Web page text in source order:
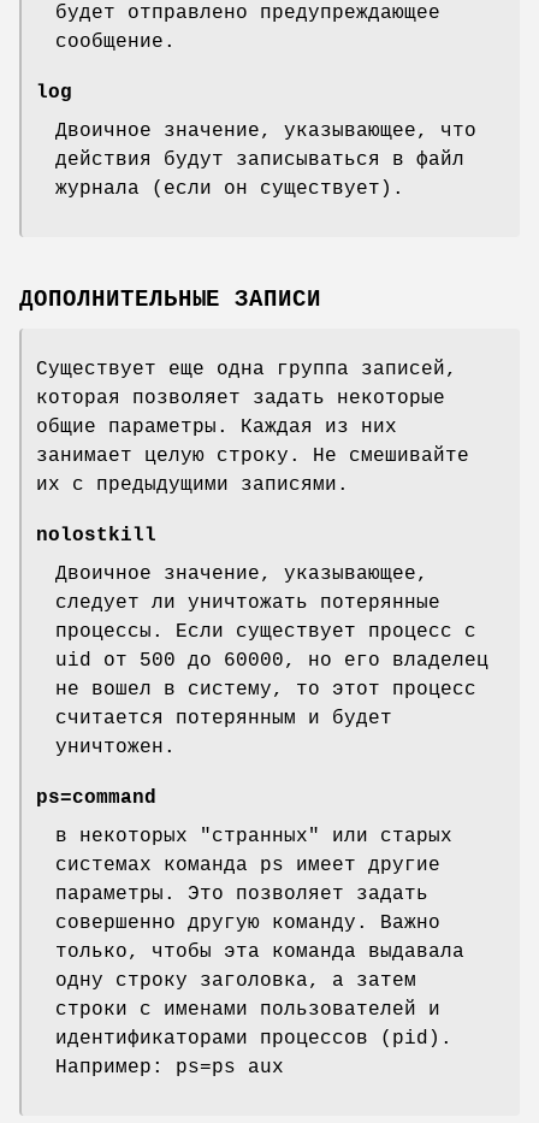
будет отправлено предупреждающее
сообщение.
log
Двоичное значение, указывающее, что
действия будут записываться в файл
журнала (если он существует).
ДОПОЛНИТЕЛЬНЫЕ ЗАПИСИ
Существует еще одна группа записей,
которая позволяет задать некоторые
общие параметры. Каждая из них
занимает целую строку. Не смешивайте
их с предыдущими записями.
nolostkill
Двоичное значение, указывающее,
следует ли уничтожать потерянные
процессы. Если существует процесс с
uid от 500 до 60000, но его владелец
не вошел в систему, то этот процесс
считается потерянным и будет
уничтожен.
ps=command
в некоторых "странных" или старых
системах команда ps имеет другие
параметры. Это позволяет задать
совершенно другую команду. Важно
только, чтобы эта команда выдавала
одну строку заголовка, а затем
строки с именами пользователей и
идентификаторами процессов (pid).
Например: ps=ps aux